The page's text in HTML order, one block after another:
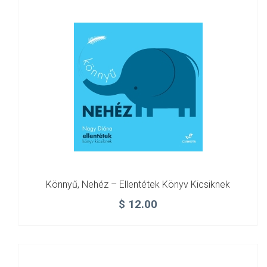
Könnyű, Nehéz – Ellentétek Könyv Kicsiknek
$ 12.00